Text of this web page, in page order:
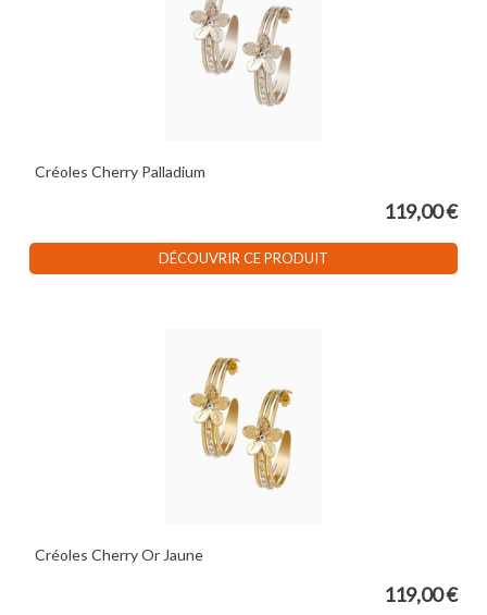
Créoles Cherry Palladium
119,00 €
DÉCOUVRIR CE PRODUIT
Créoles Cherry Or Jaune
119,00 €